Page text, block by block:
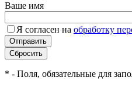
Ваше имя
Я согласен на обработку
* - Поля, обязательные для